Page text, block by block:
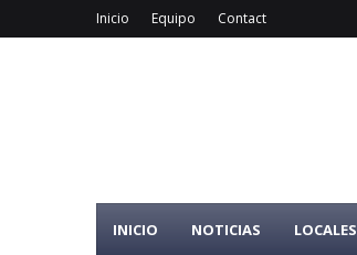
Inicio Equipo Contact
INICIO NOTICIAS LOCALES